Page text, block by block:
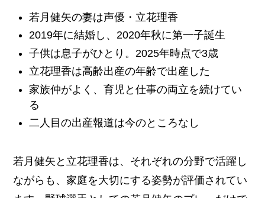
若月健矢の妻は声優・立花理香
2019年に結婚し、2020年秋に第一子誕生
子供は息子がひとり。2025年時点で3歳
立花理香は高齢出産の年齢で出産した
家族仲がよく、育児と仕事の両立を続けてい
る
二人目の出産報道は今のところなし
若月健矢と立花理香は、それぞれの分野で活躍し
ながらも、家庭を大切にする姿勢が評価されてい